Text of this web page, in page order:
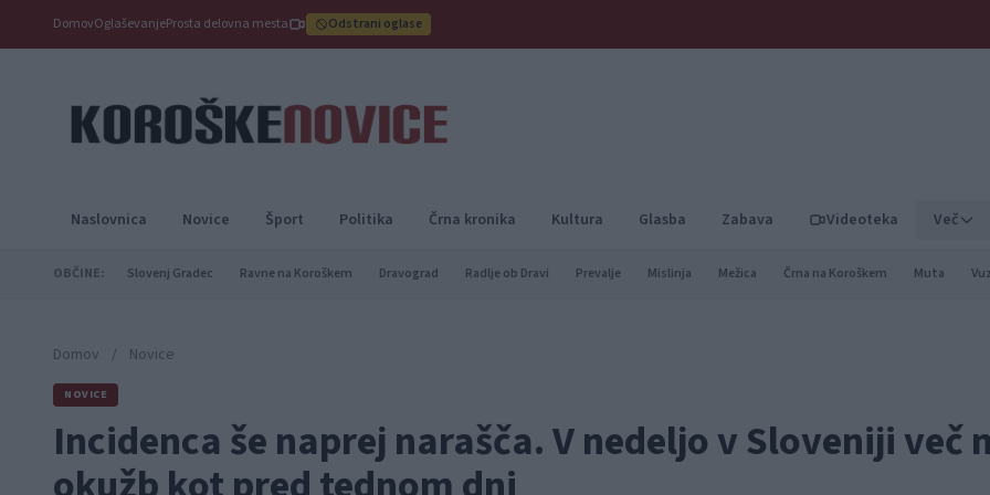
DomovOglaševanjeProsta delovna mesta Odstrani oglase
Naslovnica Novice Šport Politika Črna kronika Kultura Glasba Zabava Videoteka Več
OBČINE: Slovenj Gradec Ravne na Koroškem Dravograd Radlje ob Dravi Prevalje Mislinja Mežica Črna na Koroškem Muta
Domov / Novice
NOVICE
Incidenca še naprej narašča. V nedeljo v Sloveniji več